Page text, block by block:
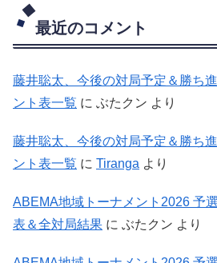
最近のコメント
藤井聡太、今後の対局予定＆勝ち
ント表一覧 に ぶたクン より
藤井聡太、今後の対局予定＆勝ち
ント表一覧 に Tiranga より
ABEMA地域トーナメント2026 予
表＆全対局結果 に ぶたクン より